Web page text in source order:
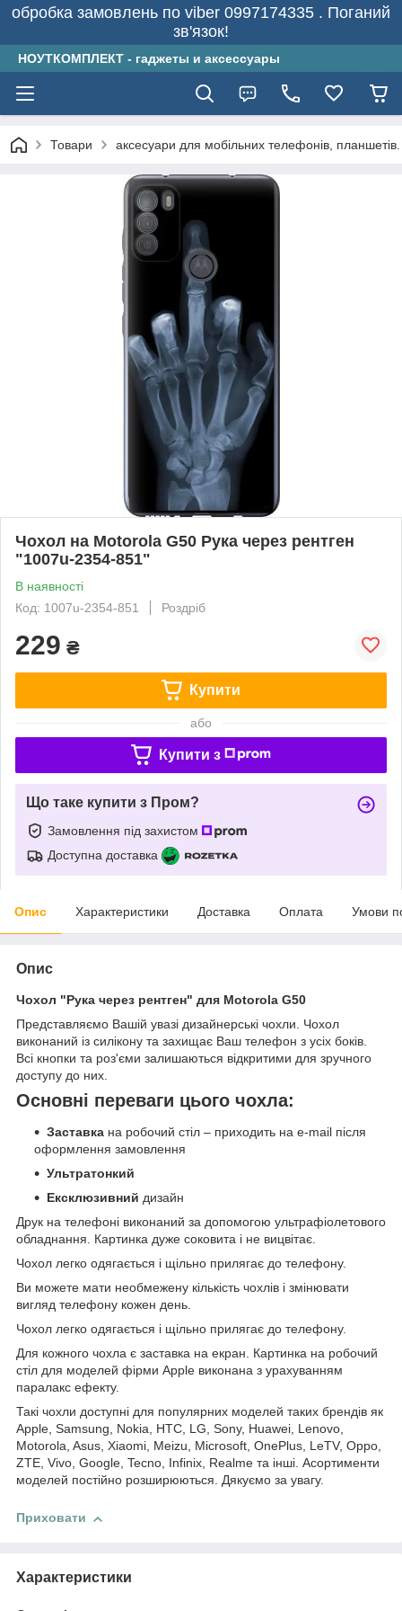
обробка замовлень по viber 0997174335 . Поганий
зв'язок!
НОУТКОМПЛЕКТ - гаджеты и аксессуары
Товари аксесуари для мобільних телефонів, планшетів.
Чохол на Motorola G50 Рука через рентген
"1007u-2354-851"
В наявності
Код: 1007u-2354-851
Роздріб
229 ₴
Купити
або
Купити з
Що таке купити з Пром?
Замовлення під захистом
Доступна доставка
Опис Характеристики Доставка Оплата Умови
Опис
Чохол "Рука через рентген" для Motorola G50
Представляємо Вашій увазі дизайнерські чохли. Чохол
виконаний із силікону та захищає Ваш телефон з усіх боків.
Всі кнопки та роз'єми залишаються відкритими для зручного
доступу до них.
Основні переваги цього чохла:
Заставка на робочий стіл – приходить на e-mail після
оформлення замовлення
Ультратонкий
Ексклюзивний дизайн
Друк на телефоні виконаний за допомогою ультрафіолетового
обладнання. Картинка дуже соковита і не вицвітає.
Чохол легко одягається і щільно прилягає до телефону.
Ви можете мати необмежену кількість чохлів і змінювати
вигляд телефону кожен день.
Чохол легко одягається і щільно прилягає до телефону.
Для кожного чохла є заставка на екран. Картинка на робочий
стіл для моделей фірми Apple виконана з урахуванням
паралакс ефекту.
Такі чохли доступні для популярних моделей таких брендів як
Apple, Samsung, Nokia, HTC, LG, Sony, Huawei, Lenovo,
Motorola, Asus, Xiaomi, Meizu, Microsoft, OnePlus, LeTV, Oppo,
ZTE, Vivo, Google, Tecno, Infinix, Realme та інші. Асортименти
моделей постійно розширюються. Дякуємо за увагу.
Приховати
Характеристики